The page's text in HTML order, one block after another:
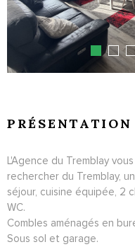
PRÉSENTATION
L'Agence du Tremblay
rechercher du Tremblay,
séjour, cuisine équipée, 2
WC.
Combles aménagés en
Sous sol et garage.